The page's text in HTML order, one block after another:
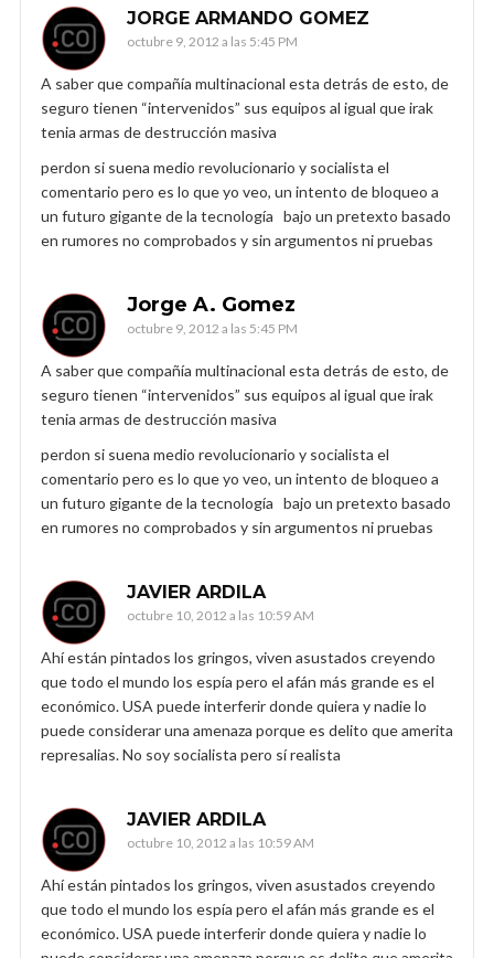
JORGE ARMANDO GOMEZ
octubre 9, 2012 a las 5:45 PM
A saber que compañía multinacional esta detrás de esto, de
seguro tienen “intervenidos” sus equipos al igual que irak
tenia armas de destrucción masiva
perdon si suena medio revolucionario y socialista el
comentario pero es lo que yo veo, un intento de bloqueo a
un futuro gigante de la tecnología bajo un pretexto basado
en rumores no comprobados y sin argumentos ni pruebas
Jorge A. Gomez
octubre 9, 2012 a las 5:45 PM
A saber que compañía multinacional esta detrás de esto, de
seguro tienen “intervenidos” sus equipos al igual que irak
tenia armas de destrucción masiva
perdon si suena medio revolucionario y socialista el
comentario pero es lo que yo veo, un intento de bloqueo a
un futuro gigante de la tecnología bajo un pretexto basado
en rumores no comprobados y sin argumentos ni pruebas
JAVIER ARDILA
octubre 10, 2012 a las 10:59 AM
Ahí están pintados los gringos, viven asustados creyendo
que todo el mundo los espía pero el afán más grande es el
económico. USA puede interferir donde quiera y nadie lo
puede considerar una amenaza porque es delito que amerita
represalias. No soy socialista pero sí realista
JAVIER ARDILA
octubre 10, 2012 a las 10:59 AM
Ahí están pintados los gringos, viven asustados creyendo
que todo el mundo los espía pero el afán más grande es el
económico. USA puede interferir donde quiera y nadie lo